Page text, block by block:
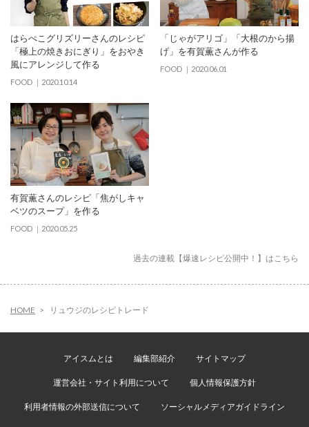
はらぺこグリズリーさんのレシピ
「極上の焼きおにぎり」をおやき
風にアレンジして作る
FOOD 2020.10.14
「じゃがアリゴ」「大根のから揚
げ」を有賀薫さんが作る
FOOD 2020.06.01
有賀薫さんのレシピ「焦がしキャ
ベツのスープ」を作る
FOOD 2020.05.25
過去の連載【爆速レシピ公開中！】はこちら
HOME リュウジのレシピトレード
アイスムとは 編集部紹介 サイトマップ
運営会社・サイト利用について 個人情報保護方針
利用者情報の外部送信について ソーシャルメディアガイドライン